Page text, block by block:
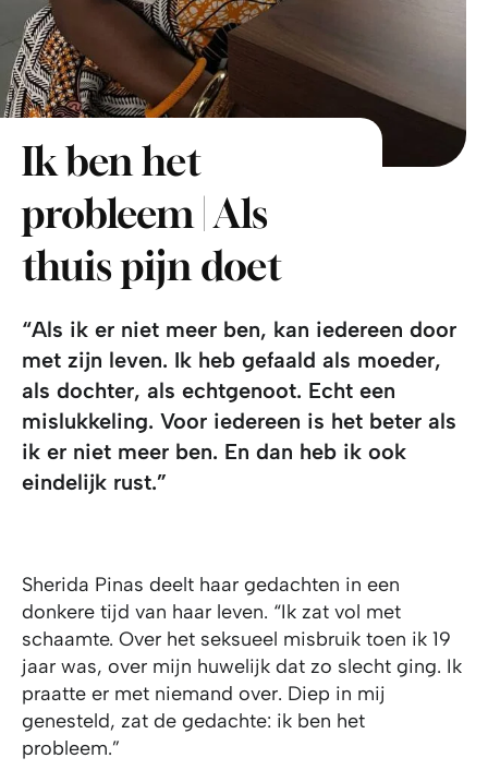
Ik ben het
probleem | Als
thuis pijn doet
“Als ik er niet meer ben, kan iedereen door
met zijn leven. Ik heb gefaald als moeder,
als dochter, als echtgenoot. Echt een
mislukkeling. Voor iedereen is het beter als
ik er niet meer ben. En dan heb ik ook
eindelijk rust.”
Sherida Pinas deelt haar gedachten in een
donkere tijd van haar leven. “Ik zat vol met
schaamte. Over het seksueel misbruik toen ik 19
jaar was, over mijn huwelijk dat zo slecht ging. Ik
praatte er met niemand over. Diep in mij
genesteld, zat de gedachte: ik ben het
probleem.”